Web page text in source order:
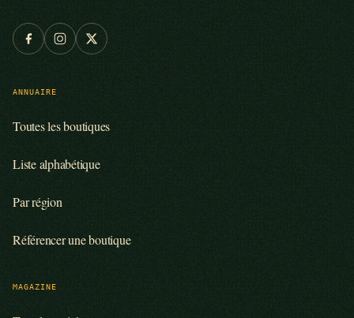
ANNUAIRE
Toutes les boutiques
Liste alphabétique
Par région
Référencer une boutique
MAGAZINE